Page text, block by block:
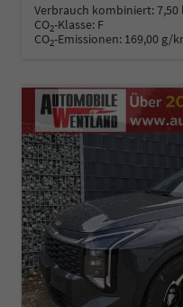
Verbrauch kombiniert:7,50
CO2-Klasse: F
CO2-Emissionen: 169,00 g/